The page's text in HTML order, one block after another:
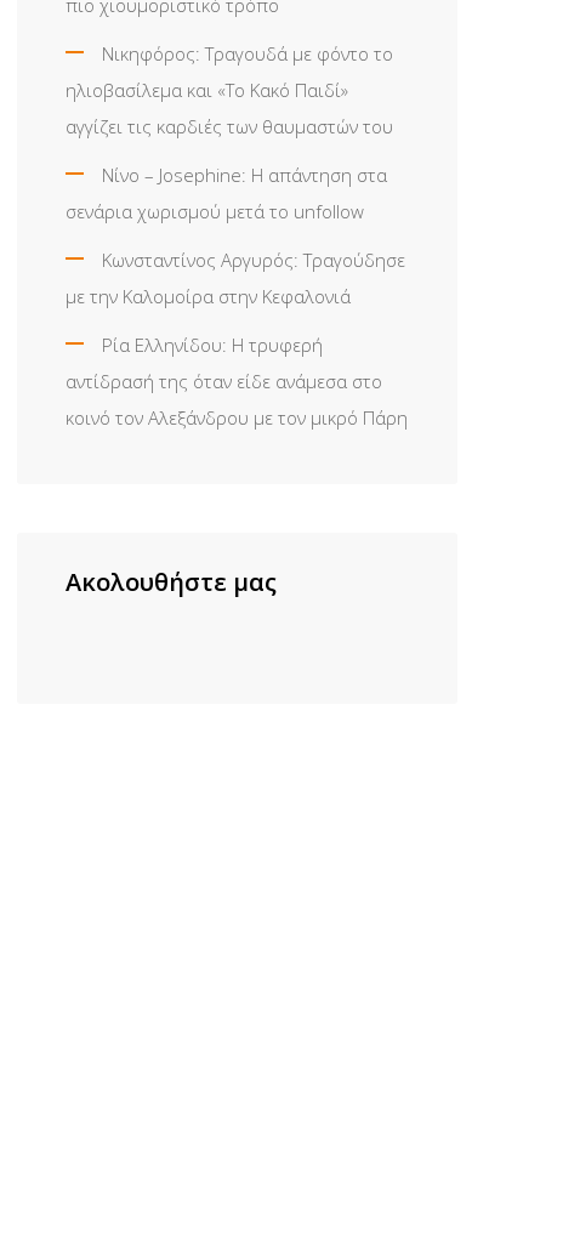
πιο χιουμοριστικό τρόπο
Νικηφόρος: Τραγουδά με φόντο το
ηλιοβασίλεμα και «Το Κακό Παιδί»
αγγίζει τις καρδιές των θαυμαστών του
Νίνο – Josephine: Η απάντηση στα
σενάρια χωρισμού μετά το unfollow
Κωνσταντίνος Αργυρός: Τραγούδησε
με την Καλομοίρα στην Κεφαλονιά
Ρία Ελληνίδου: H τρυφερή
αντίδρασή της όταν είδε ανάμεσα στο
κοινό τον Αλεξάνδρου με τον μικρό Πάρη
Ακολουθήστε μας